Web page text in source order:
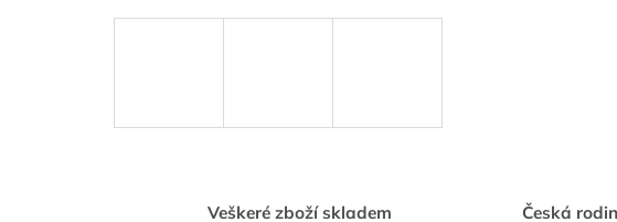
Veškeré zboží skladem Česká